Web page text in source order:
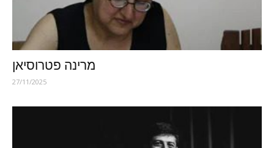
מרינה פטרוסיאן
27/11/2025